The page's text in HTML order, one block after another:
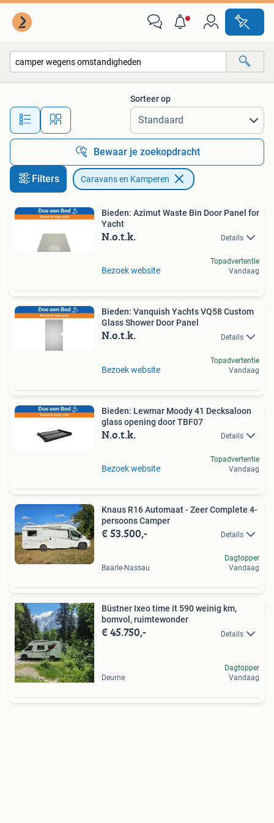
Alle afstanden…
Sorteer op
Bewaar je zoekopdracht
Filters Caravans en Kamperen
Bieden: Azimut Waste Bin Door Panel for
Yacht
N.o.t.k. Details
Bezoek website
Topadvertentie
Vandaag
Bieden: Vanquish Yachts VQ58 Custom
Glass Shower Door Panel
N.o.t.k. Details
Bezoek website
Topadvertentie
Vandaag
Bieden: Lewmar Moody 41 Decksaloon
glass opening door TBF07
N.o.t.k. Details
Bezoek website
Topadvertentie
Vandaag
Knaus R16 Automaat - Zeer Complete 4-
persoons Camper
€ 53.500,- Details
Baarle-Nassau
Dagtopper
Vandaag
Büstner Ixeo time it 590 weinig km,
bomvol, ruimtewonder
€ 45.750,- Details
Deurne
Dagtopper
Vandaag